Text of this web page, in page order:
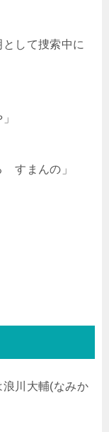
して捜索中に
すまんの」
川大輔(なみか